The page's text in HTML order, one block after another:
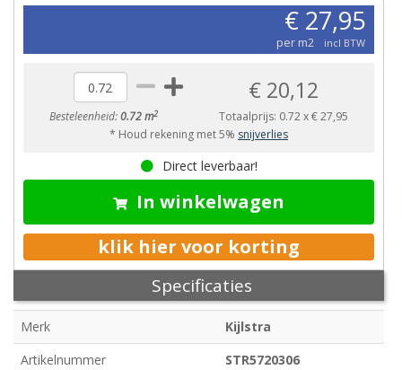
€ 27,95
per m2 incl BTW
Besteleenheid:0.72 m2
€ 20,12
Totaalprijs: 0.72x€ 27,95
* Houd rekening met 5% snijverlies
Direct leverbaar!
In winkelwagen
klik hier voor korting
Specificaties
Merk
Kijlstra
Artikelnummer
STR5720306